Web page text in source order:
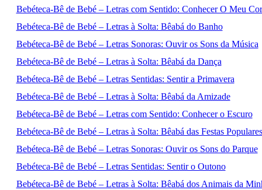
Bebéteca-Bê de Bebé – Letras com Sentido: Conhecer O Meu
Bebéteca-Bê de Bebé – Letras à Solta: Bêabá do Banho
Bebéteca-Bê de Bebé – Letras Sonoras: Ouvir os Sons da Música
Bebéteca-Bê de Bebé – Letras à Solta: Bêabá da Dança
Bebéteca-Bê de Bebé – Letras Sentidas: Sentir a Primavera
Bebéteca-Bê de Bebé – Letras à Solta: Bêabá da Amizade
Bebéteca-Bê de Bebé – Letras com Sentido: Conhecer o Escuro
Bebéteca-Bê de Bebé – Letras à Solta: Bêabá das Festas Populares
Bebéteca-Bê de Bebé – Letras Sonoras: Ouvir os Sons do Parque
Bebéteca-Bê de Bebé – Letras Sentidas: Sentir o Outono
Bebéteca-Bê de Bebé – Letras à Solta: Bêabá dos Animais da